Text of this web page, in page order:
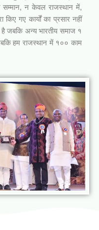
सम्मान, न केवल राजस्थान में,
किए गए कार्यों का प्रसार नहीं
जबकि अन्य भारतीय समाज १
हम राजस्थान में १०० काम